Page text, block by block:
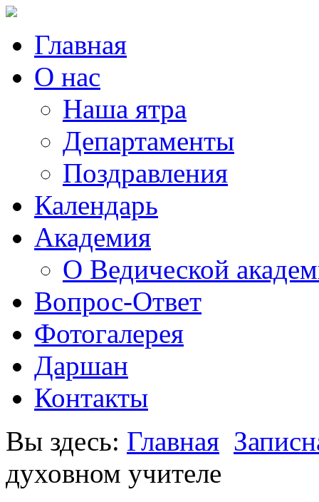
Главная
О нас
Наша ятра
Департаменты
Поздравления
Календарь
Академия
О Ведической
Вопрос-Ответ
Фотогалерея
Даршан
Контакты
Вы здесь: Главная
духовном учителе